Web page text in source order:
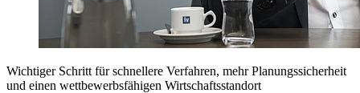
Wichtiger Schritt für schnellere Verfahren, mehr Planungssicherheit
und einen wettbewerbsfähigen Wirtschaftsstandort